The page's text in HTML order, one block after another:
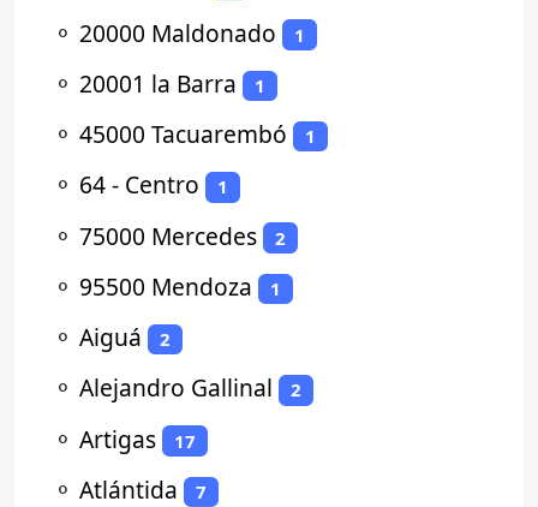
⚬ 20000 Maldonado 1
⚬ 20001 la Barra 1
⚬ 45000 Tacuarembó 1
⚬ 64 - Centro 1
⚬ 75000 Mercedes 2
⚬ 95500 Mendoza 1
⚬ Aiguá 2
⚬ Alejandro Gallinal 2
⚬ Artigas 17
⚬ Atlántida 7